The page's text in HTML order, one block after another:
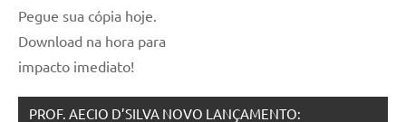
Pegue sua cópia hoje.
Download na hora para
impacto imediato!
PROF. AECIO D’SILVA NOVO LANÇAMENTO: